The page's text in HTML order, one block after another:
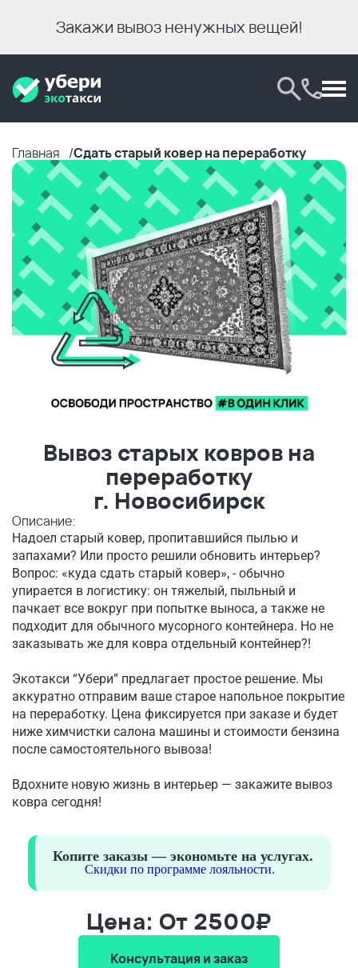
Закажи вывоз ненужных вещей!
Главная Сдать старый ковер на переработку
Вывоз старых ковров на
переработку
г. Новосибирск
Описание:
Надоел старый ковер, пропитавшийся пылью и
запахами? Или просто решили обновить интерьер?
Вопрос: «куда сдать старый ковер», - обычно
упирается в логистику: он тяжелый, пыльный и
пачкает все вокруг при попытке выноса, а также не
подходит для обычного мусорного контейнера. Но не
заказывать же для ковра отдельный контейнер?!
Экотакси “Убери” предлагает простое решение. Мы
аккуратно отправим ваше старое напольное покрытие
на переработку. Цена фиксируется при заказе и будет
ниже химчистки салона машины и стоимости бензина
после самостоятельного вывоза!
Вдохните новую жизнь в интерьер — закажите вывоз
ковра сегодня!
Копите заказы — экономьте на услугах.
Скидки по программе лояльности.
Цена: От 2500₽
Консультация и заказ